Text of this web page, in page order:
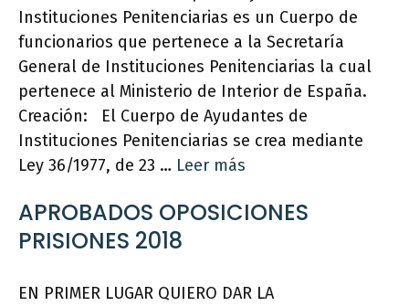
Instituciones Penitenciarias es un Cuerpo de
funcionarios que pertenece a la Secretaría
General de Instituciones Penitenciarias la cual
pertenece al Ministerio de Interior de España.
Creación: El Cuerpo de Ayudantes de
Instituciones Penitenciarias se crea mediante
Ley 36/1977, de 23 … Leer más
APROBADOS OPOSICIONES
PRISIONES 2018
EN PRIMER LUGAR QUIERO DAR LA